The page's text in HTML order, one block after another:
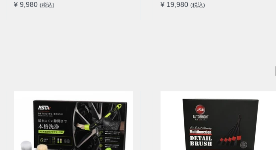
¥ 9,980 (税込)
接続アダプター ショートノズル フォ
¥ 19,980 (税込)